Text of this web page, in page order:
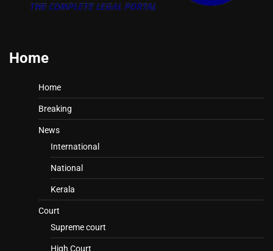
Home
Home
Breaking
News
International
National
Kerala
Court
Supreme court
High Court